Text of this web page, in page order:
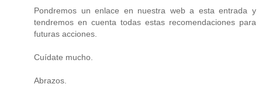
Pondremos un enlace en nuestra web a esta entrada y
tendremos en cuenta todas estas recomendaciones para
futuras acciones.
Cuídate mucho.
Abrazos.